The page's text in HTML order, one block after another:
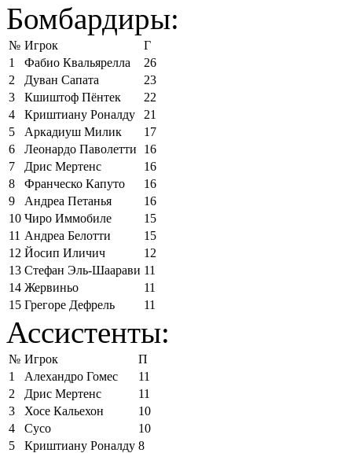
Бомбардиры:
№ Игрок
Г
1
Фабио Квальярелла
26
2
Дуван Сапата
23
3
Кшиштоф Пёнтек
22
4
Криштиану Роналду
21
5
Аркадиуш Милик
17
6
Леонардо Паволетти
16
7
Дрис Мертенс
16
8
Франческо Капуто
16
9
Андреа Петанья
16
10 Чиро Иммобиле
15
11 Андреа Белотти
15
12 Йосип Иличич
12
13 Стефан Эль-Шаарави 11
14 Жервиньо
11
15 Грегоре Дефрель 11
Ассистенты:
№ Игрок
П
1
Алехандро Гомес
11
2
Дрис Мертенс
11
3
Хосе Кальехон
10
4
Сусо
10
5
Криштиану Роналду 8